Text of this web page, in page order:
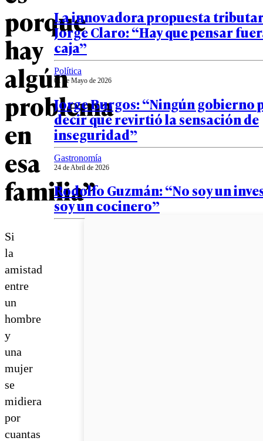
porque
hay
algún
problema
en
esa
familia”
Si
la
amistad
entre
un
hombre
y
una
mujer
se
midiera
por
cuantas
La innovadora propuesta
Jorge Claro: “Hay que pensar
caja”
Política
01 de Mayo de 2026
Jorge Burgos: “Ningún gobierno
decir que revirtió la sensación de
inseguridad”
Gastronomía
24 de Abril de 2026
Rodolfo Guzmán: “No soy un
soy un cocinero”